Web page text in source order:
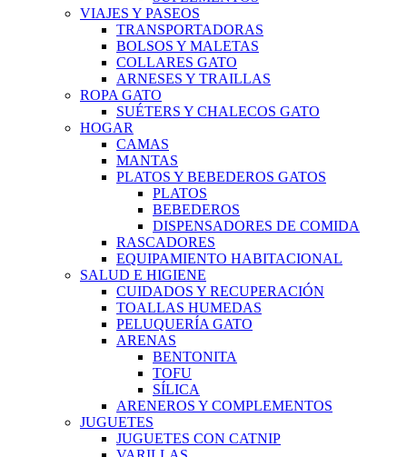
VIAJES Y PASEOS
TRANSPORTADORAS
BOLSOS Y MALETAS
COLLARES GATO
ARNESES Y TRAILLAS
ROPA GATO
SUÉTERS Y CHALECOS GATO
HOGAR
CAMAS
MANTAS
PLATOS Y BEBEDEROS GATOS
PLATOS
BEBEDEROS
DISPENSADORES DE COMIDA
RASCADORES
EQUIPAMIENTO HABITACIONAL
SALUD E HIGIENE
CUIDADOS Y RECUPERACIÓN
TOALLAS HUMEDAS
PELUQUERÍA GATO
ARENAS
BENTONITA
TOFU
SÍLICA
ARENEROS Y COMPLEMENTOS
JUGUETES
JUGUETES CON CATNIP